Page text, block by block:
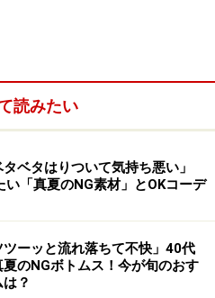
るのも嬉しいですよね。
読みたい
タベタはりついて気持ち悪い」
い「真夏のNG素材」とOKコーデ
ツーッと流れ落ちて不快」40代
のNGボトムス！今が旬のおす
？